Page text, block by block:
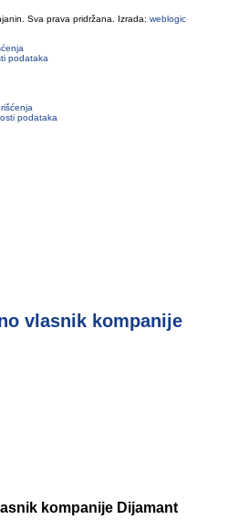
Sva prava pridržana. Izrada: weblogic
podataka
podataka
vlasnik kompanije
kompanije Dijamant